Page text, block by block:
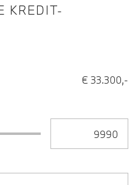
KREDIT-
€ 33.300,-